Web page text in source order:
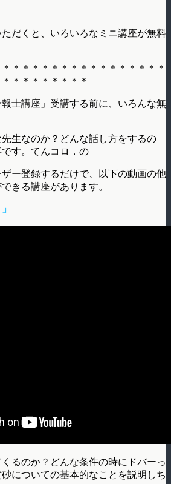
ただくと、いろいろなミニ講座が無料
＊＊＊＊＊＊＊＊＊＊＊＊＊＊＊＊
＊＊＊＊＊＊＊＊
報士講座」受講する前に、いろんな無
生なのか？どんな話し方をするの
す。てんコロ．の
ー登録するだけで、以下の動画の他
きる講座があります。
るのか？どんな条件の時にドバーっ
についての基本的なことを説明しち